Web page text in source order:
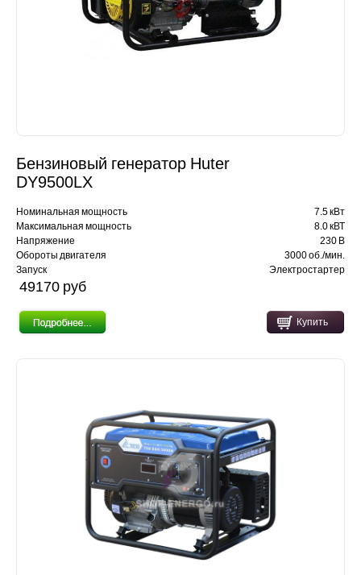
Бензиновый генератор Huter
DY9500LX
Номинальная мощность
7.5 кВт
Максимальная мощность
8.0 кВТ
Напряжение
230 В
Обороты двигателя
3000 об./мин.
Запуск
Электростартер
49170 pуб
Купить